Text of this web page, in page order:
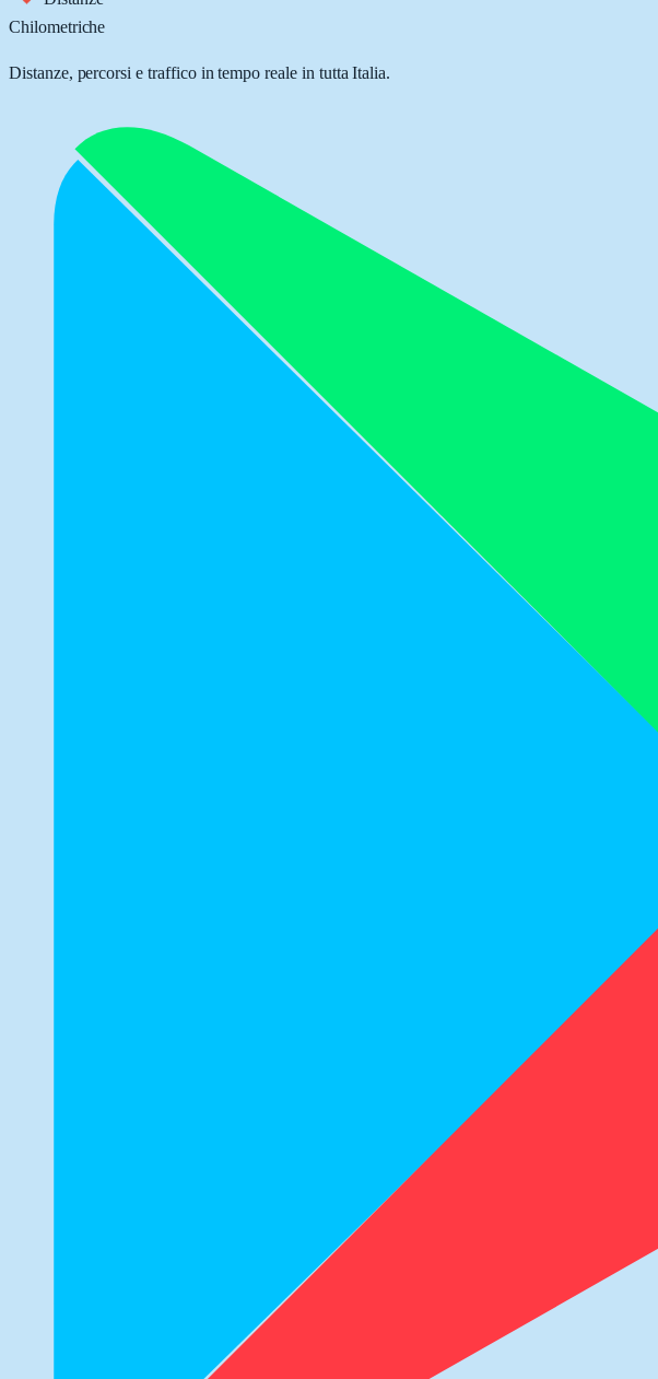
Chilometriche
Distanze, percorsi e traffico in tempo reale in tutta Italia.